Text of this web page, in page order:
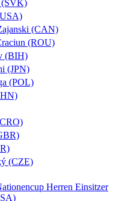
(SVK)
(CAN)
(ROU)
(BIH)
(JPN)
(POL)
(CZE)
Herren Einsitzer